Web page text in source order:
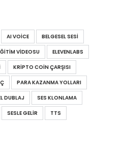
AI VOICE
BELGESEL SESI
VIDEOSU
ELEVENLABS
KRIPTO COIN ÇARŞISI
PARA KAZANMA YOLLARI
DUBLAJ
SES KLONLAMA
SESLE GELIR
TTS